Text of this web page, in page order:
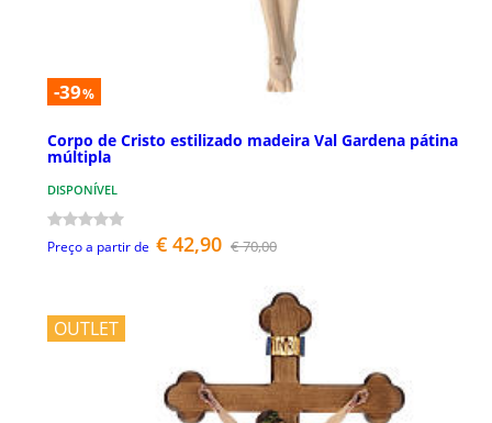
-39%
Corpo de Cristo estilizado madeira Val Gardena pátina
múltipla
DISPONÍVEL
Preço a partir de € 42,90 € 70,00
OUTLET